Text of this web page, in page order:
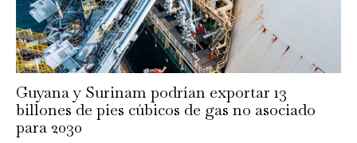
Guyana y Surinam podrían exportar 13
billones de pies cúbicos de gas no asociado
para 2030